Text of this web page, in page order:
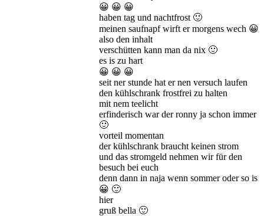
😀 😀 😀
haben tag und nachtfrost 🙂
meinen saufnapf wirft er morgens wech 😀
also den inhalt
verschütten kann man da nix 🙂
es is zu hart
😀 😀 😀
seit ner stunde hat er nen versuch laufen
den kühlschrank frostfrei zu halten
mit nem teelicht
erfinderisch war der ronny ja schon immer
🙂
vorteil momentan
der kühlschrank braucht keinen strom
und das stromgeld nehmen wir für den
besuch bei euch
denn dann in naja wenn sommer oder so is
😀 🙂
hier
gruß bella 🙂